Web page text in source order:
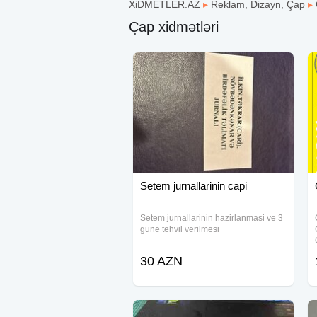
XiDMETLER.AZ ▸ Reklam, Dizayn, Çap ▸
Çap xidmətləri
Setem jurnallarinin capi
Setem jurnallarinin hazirlanmasi ve 3
gune tehvil verilmesi
30 AZN